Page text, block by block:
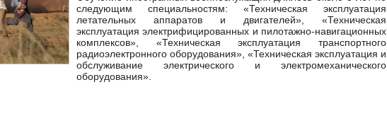
следующим специальностям: «Техническая эксплуатация
летательных аппаратов и двигателей», «Техническая
эксплуатация электрифицированных и пилотажно-навигационных
комплексов», «Техническая эксплуатация транспортного
радиоэлектронного оборудования», «Техническая эксплуатация и
обслуживание электрического и электромеханического
оборудования».